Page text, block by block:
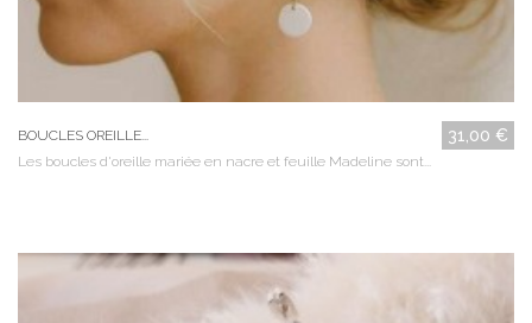
BOUCLES OREILLE... 31,00 €
Les boucles d'oreille mariée en nacre et feuille Madeline sont...